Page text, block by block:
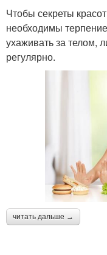
Чтобы секреты
необходимы
ухаживать за телом,
регулярно.
читать дальше →